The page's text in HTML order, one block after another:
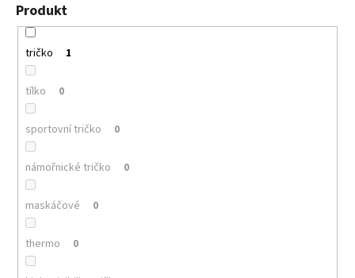
Produkt
tričko 1
tílko 0
sportovní tričko 0
námořnické tričko 0
maskáčové 0
thermo 0